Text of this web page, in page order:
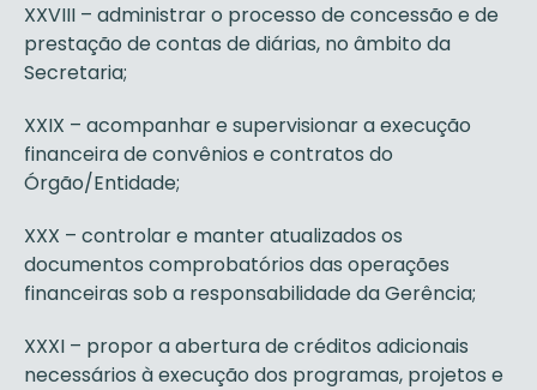
XXVIII – administrar o processo de concessão e de
prestação de contas de diárias, no âmbito da
Secretaria;
XXIX – acompanhar e supervisionar a execução
financeira de convênios e contratos do
Órgão/Entidade;
XXX – controlar e manter atualizados os
documentos comprobatórios das operações
financeiras sob a responsabilidade da Gerência;
XXXI – propor a abertura de créditos adicionais
necessários à execução dos programas, projetos e